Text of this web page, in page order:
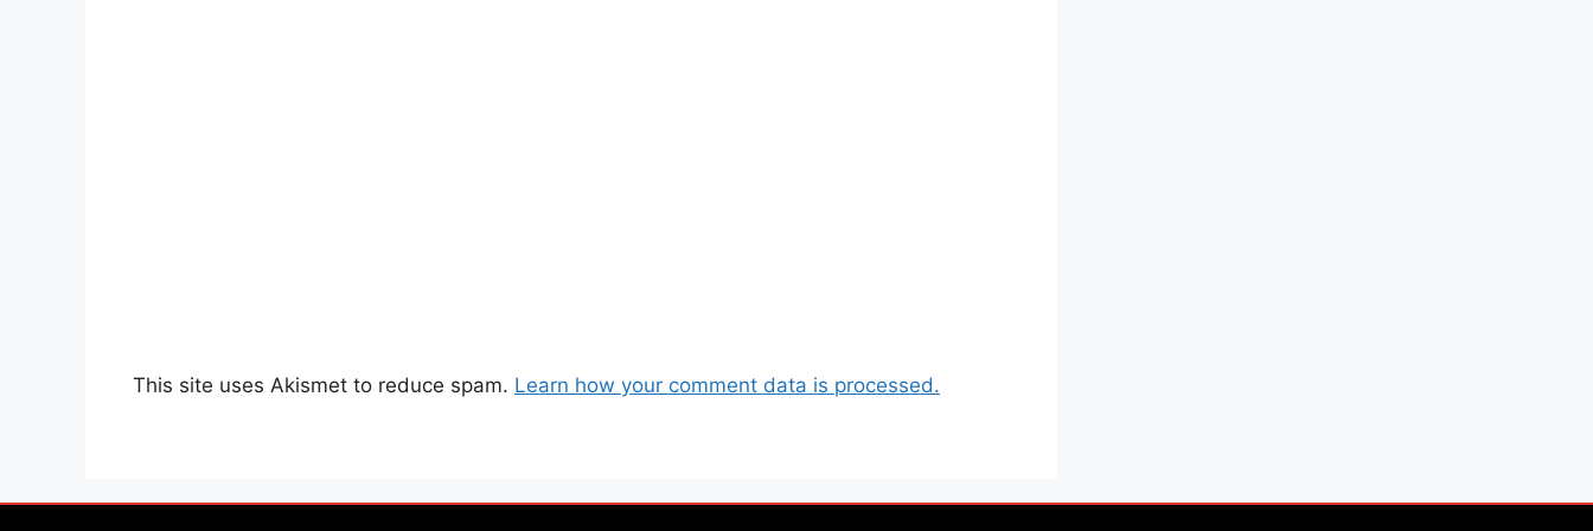
This site uses Akismet to reduce spam. Learn how your comment data is processed.